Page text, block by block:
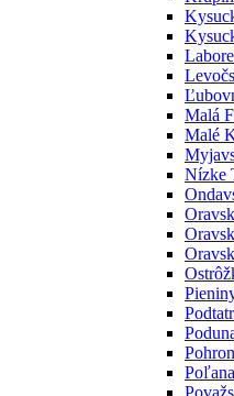
Malá
Malé
Nízke